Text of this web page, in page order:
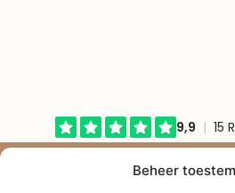
Beheer
© Shape2you All Rights